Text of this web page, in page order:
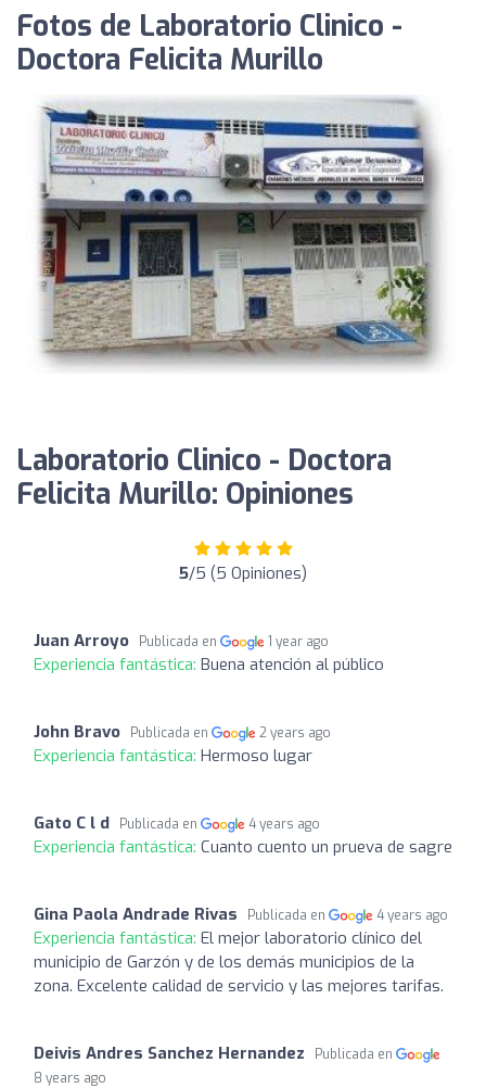
Fotos de Laboratorio Clinico -
Doctora Felicita Murillo
Laboratorio Clinico - Doctora
Felicita Murillo: Opiniones
5/5 (5 Opiniones)
Juan Arroyo Publicada en 1 year ago
Experiencia fantástica: Buena atención al público
John Bravo Publicada en 2 years ago
Experiencia fantástica: Hermoso lugar
Gato C l d Publicada en 4 years ago
Experiencia fantástica: Cuanto cuento un prueva de sagre
Gina Paola Andrade Rivas Publicada en 4 years ago
Experiencia fantástica: El mejor laboratorio clínico del
municipio de Garzón y de los demás municipios de la
zona. Excelente calidad de servicio y las mejores tarifas.
Deivis Andres Sanchez Hernandez
Publicada en
8 years ago